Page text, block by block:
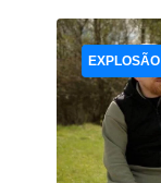
EXPLOSÃO